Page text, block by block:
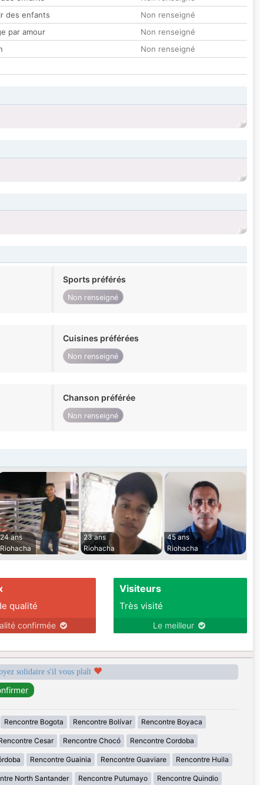
des enfants
Non renseigné
par amour
Non renseigné
Non renseigné
Sports préférés
Non renseigné
Cuisines préférées
Non renseigné
Chanson préférée
Non renseigné
24 ans
Riohacha
23 ans
Riohacha
45 ans
Riohacha
qualité
confirmée
Visiteurs
Très visité
Le meilleur
solidaire s'il vous plaît
Rencontre Bogota Rencontre Bolívar Rencontre Boyaca
Cesar Rencontre Chocó Rencontre Cordoba
Rencontre Guainia Rencontre Guaviare Rencontre Huila
North Santander Rencontre Putumayo Rencontre Quindio